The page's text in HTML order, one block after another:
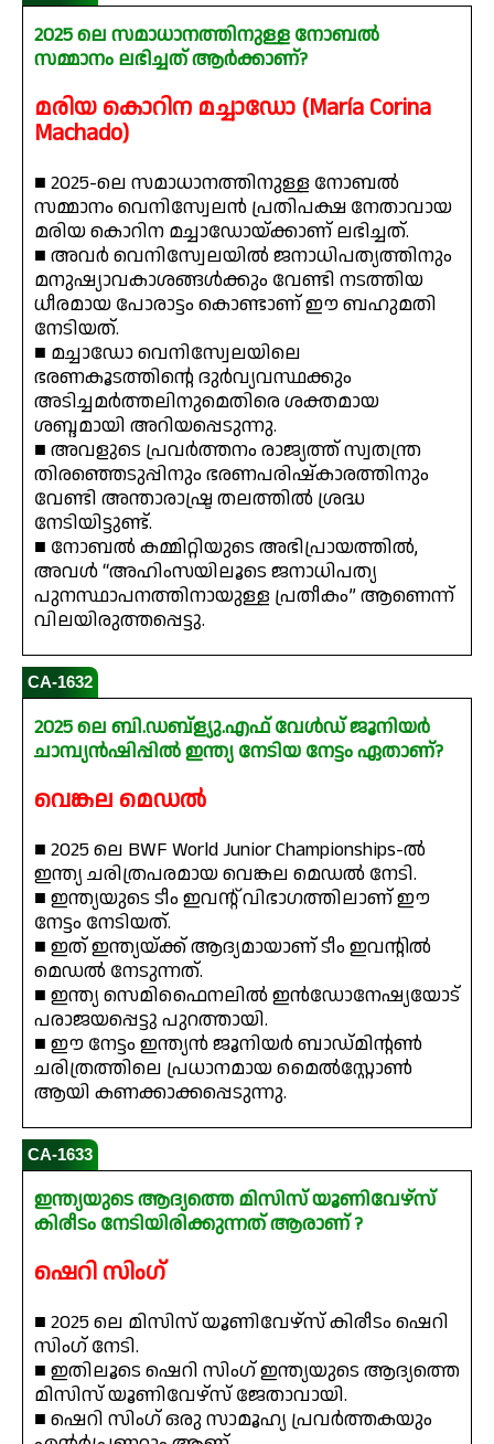
2025 ലെ സമാധാനത്തിനുള്ള നോബൽ
സമ്മാനം ലഭിച്ചത് ആര്‍ക്കാണ്?
മരിയ കൊറിന മച്ചാഡോ (María Corina
Machado)
■ 2025-ലെ സമാധാനത്തിനുള്ള നോബൽ
സമ്മാനം വെനിസ്വേലൻ പ്രതിപക്ഷ നേതാവായ
മരിയ കൊറിന മച്ചാഡോയ്ക്കാണ് ലഭിച്ചത്.
■ അവർ വെനിസ്വേലയിൽ ജനാധിപത്യത്തിനും
മനുഷ്യാവകാശങ്ങൾക്കും വേണ്ടി നടത്തിയ
ധീരമായ പോരാട്ടം കൊണ്ടാണ് ഈ ബഹുമതി
നേടിയത്.
■ മച്ചാഡോ വെനിസ്വേലയിലെ
ഭരണകൂടത്തിന്റെ ദുര്‍വ്യവസ്ഥക്കും
അടിച്ചമർത്തലിനുമെതിരെ ശക്തമായ
ശബ്ദമായി അറിയപ്പെടുന്നു.
■ അവളുടെ പ്രവർത്തനം രാജ്യത്ത് സ്വതന്ത്ര
തിരഞ്ഞെടുപ്പിനും ഭരണപരിഷ്കാരത്തിനും
വേണ്ടി അന്താരാഷ്ട്ര തലത്തിൽ ശ്രദ്ധ
നേടിയിട്ടുണ്ട്.
■ നോബൽ കമ്മിറ്റിയുടെ അഭിപ്രായത്തിൽ,
അവൾ “അഹിംസയിലൂടെ ജനാധിപത്യ
പുനസ്ഥാപനത്തിനായുള്ള പ്രതീകം” ആണെന്ന്
വിലയിരുത്തപ്പെട്ടു.
CA-1632
2025 ലെ ബി.ഡബ്ള്യു.എഫ് വേൾഡ് ജൂനിയർ
ചാമ്പ്യൻഷിപ്പിൽ ഇന്ത്യ നേടിയ നേട്ടം ഏതാണ്?
വെങ്കല മെഡൽ
■ 2025 ലെ BWF World Junior Championships-ൽ
ഇന്ത്യ ചരിത്രപരമായ വെങ്കല മെഡൽ നേടി.
■ ഇന്ത്യയുടെ ടീം ഇവന്റ് വിഭാഗത്തിലാണ് ഈ
നേട്ടം നേടിയത്.
■ ഇത് ഇന്ത്യയ്ക്ക് ആദ്യമായാണ് ടീം ഇവന്റിൽ
മെഡൽ നേടുന്നത്.
■ ഇന്ത്യ സെമിഫൈനലിൽ ഇൻഡോനേഷ്യയോട്
പരാജയപ്പെട്ടു പുറത്തായി.
■ ഈ നേട്ടം ഇന്ത്യൻ ജൂനിയർ ബാഡ്മിന്റൺ
ചരിത്രത്തിലെ പ്രധാനമായ മൈൽസ്റ്റോൺ
ആയി കണക്കാക്കപ്പെടുന്നു.
CA-1633
ഇന്ത്യയുടെ ആദ്യത്തെ മിസിസ് യൂണിവേഴ്‌സ്
കിരീടം നേടിയിരിക്കുന്നത് ആരാണ് ?
ഷെറി സിംഗ്
■ 2025 ലെ മിസിസ് യൂണിവേഴ്‌സ് കിരീടം ഷെറി
സിംഗ് നേടി.
■ ഇതിലൂടെ ഷെറി സിംഗ് ഇന്ത്യയുടെ ആദ്യത്തെ
മിസിസ് യൂണിവേഴ്‌സ് ജേതാവായി.
■ ഷെറി സിംഗ് ഒരു സാമൂഹ്യ പ്രവർത്തകയും